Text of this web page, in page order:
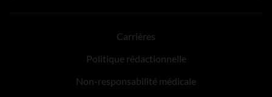
Carrières
Politique rédactionnelle
Non-responsabilité médicale